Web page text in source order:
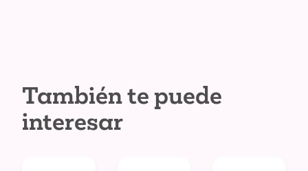
También te puede
interesar